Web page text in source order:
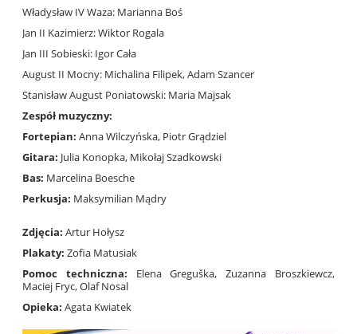
Władysław IV Waza: Marianna Boś
Jan II Kazimierz: Wiktor Rogala
Jan III Sobieski: Igor Cała
August II Mocny: Michalina Filipek, Adam Szancer
Stanisław August Poniatowski: Maria Majsak
Zespół muzyczny:
Fortepian: Anna Wilczyńska, Piotr Grądziel
Gitara: Julia Konopka, Mikołaj Szadkowski
Bas: Marcelina Boesche
Perkusja: Maksymilian Mądry
Zdjęcia: Artur Hołysz
Plakaty: Zofia Matusiak
Pomoc techniczna: Elena Greguška, Zuzanna Broszkiewcz,
Maciej Fryc, Olaf Nosal
Opieka: Agata Kwiatek